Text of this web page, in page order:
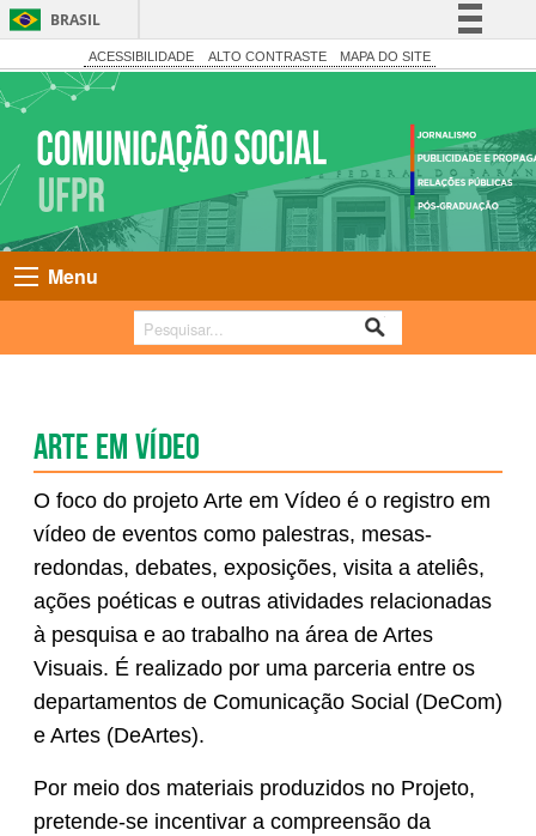
BRASIL
Simplifique!
Participe
Acesso à informação
Legislação
Canais
ACESSIBILIDADE ALTO CONTRASTE MAPA DO SITE
Menu
Arte em vídeo
O foco do projeto Arte em Vídeo é o registro em
vídeo de eventos como palestras, mesas-
redondas, debates, exposições, visita a ateliês,
ações poéticas e outras atividades relacionadas
à pesquisa e ao trabalho na área de Artes
Visuais. É realizado por uma parceria entre os
departamentos de Comunicação Social (DeCom)
e Artes (DeArtes).
Por meio dos materiais produzidos no Projeto,
pretende-se incentivar a compreensão da